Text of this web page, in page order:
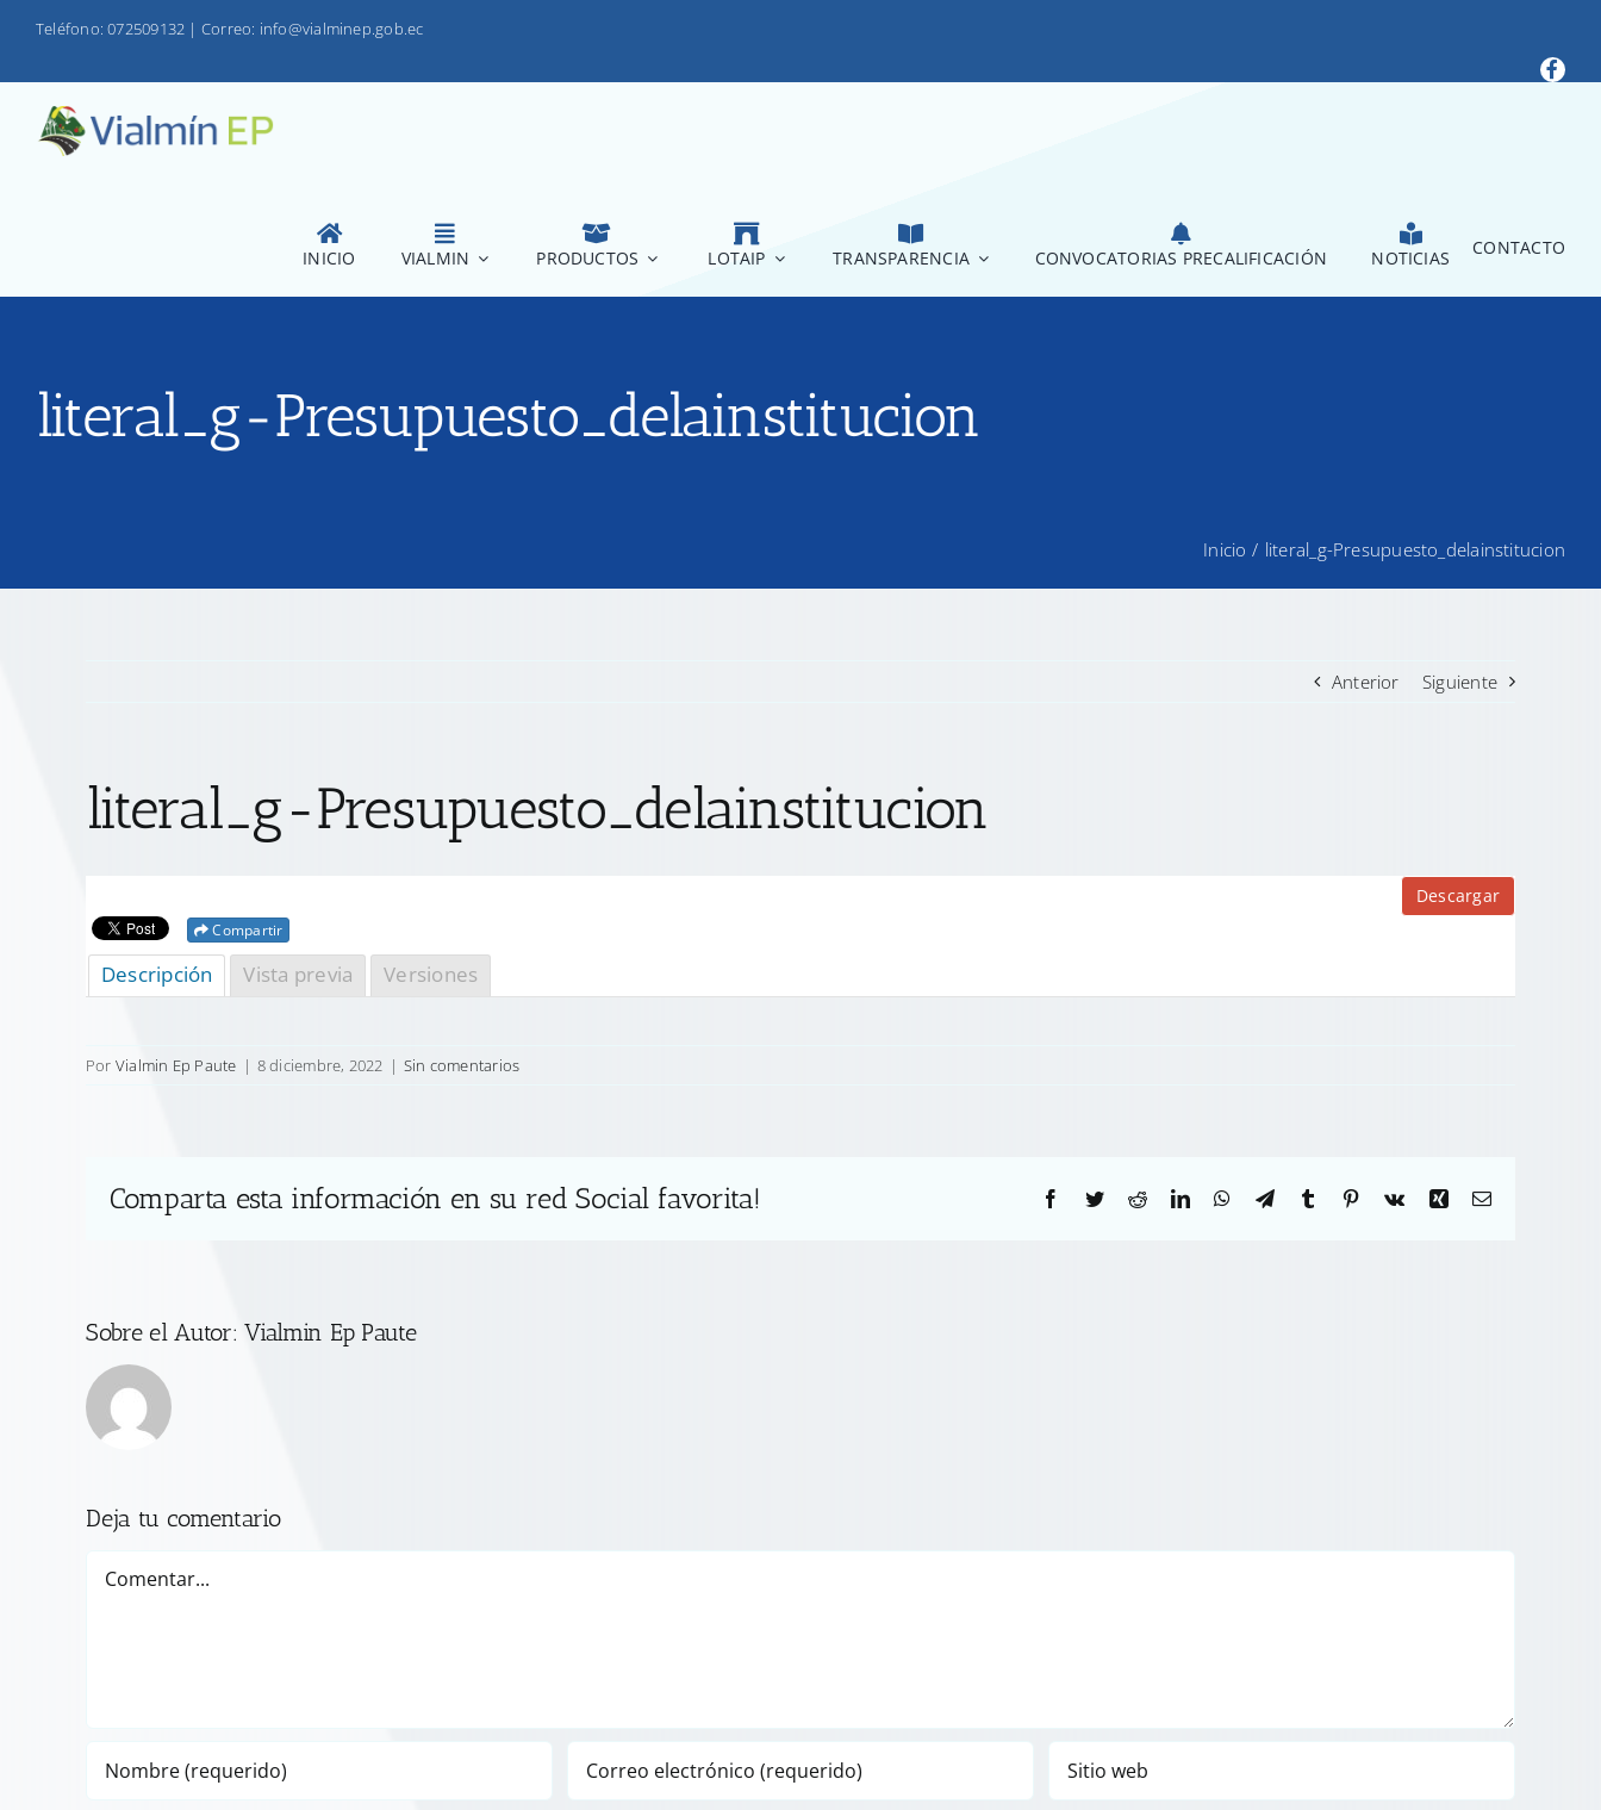
Teléfono: 072509132 | Correo: info@vialminep.gob.ec
INICIO VIALMIN PRODUCTOS LOTAIP TRANSPARENCIA CONVOCATORIAS PRECALIFICACIÓN NOTICIAS CONTACTO
literal_g-Presupuesto_delainstitucion
Inicio / literal_g-Presupuesto_delainstitucion
Anterior Siguiente
literal_g-Presupuesto_delainstitucion
Descargar
Compartir
Descripción Vista previa Versiones
Por Vialmin Ep Paute | 8 diciembre, 2022 | Sin comentarios
Comparta esta información en su red Social favorita! Facebook
TwitterRedditLinkedInWhatsApp
TelegramTumblr Pinterest
Vk Xing Correo
Sobre el Autor:Vialmin Ep Paute
Deja tu comentario